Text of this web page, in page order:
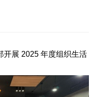
开展 2025 年度组织生活